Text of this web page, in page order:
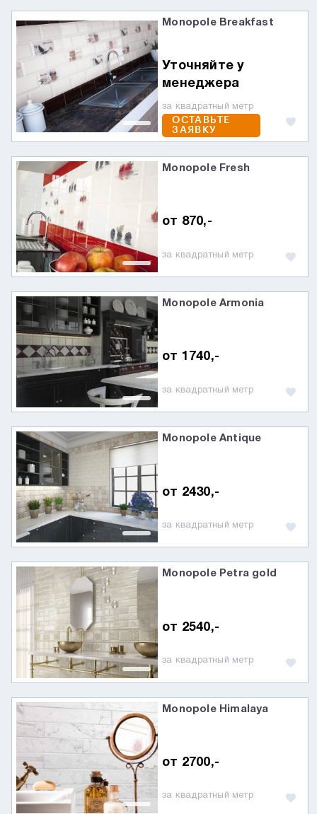
Monopole Breakfast
Уточняйте у
менеджера
за квадратный метр
ОСТАВЬТЕ
ЗАЯВКУ
Monopole Fresh
от 870,-
за квадратный метр
Monopole Armonia
от 1740,-
за квадратный метр
Monopole Antique
от 2430,-
за квадратный метр
Monopole Petra gold
от 2540,-
за квадратный метр
Monopole Himalaya
от 2700,-
за квадратный метр